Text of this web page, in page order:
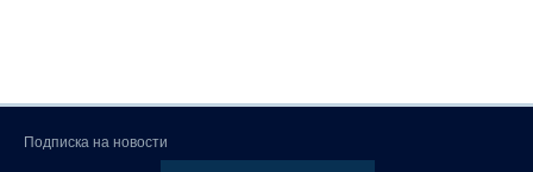
Подписка на новости